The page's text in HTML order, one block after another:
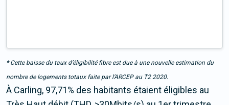
* Cette baisse du taux d’éligibilité fibre est due à une nouvelle estimation du
nombre de logements totaux faite par l’ARCEP au T2 2020.
À Carling, 97,71% des habitants étaient éligibles au